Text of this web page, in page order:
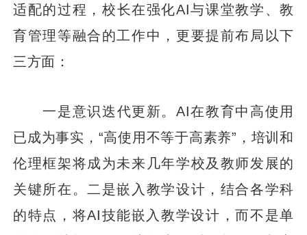
适配的过程，校长在强化AI与课堂教学、教
育管理等融合的工作中，更要提前布局以下
三方面：
一是意识迭代更新。AI在教育中高使用
已成为事实，“高使用不等于高素养”，培训和
伦理框架将成为未来几年学校及教师发展的
关键所在。二是嵌入教学设计，结合各学科
的特点，将AI技能嵌入教学设计，而不是单